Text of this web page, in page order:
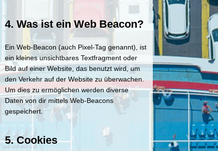
4. Was ist ein Web Beacon?
Ein Web-Beacon (auch Pixel-Tag genannt), ist
ein kleines unsichtbares Textfragment oder
Bild auf einer Website, das benutzt wird, um
den Verkehr auf der Website zu überwachen.
Um dies zu ermöglichen werden diverse
Daten von dir mittels Web-Beacons
gespeichert.
5. Cookies